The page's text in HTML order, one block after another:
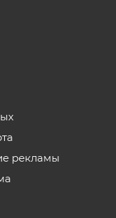
рекламы